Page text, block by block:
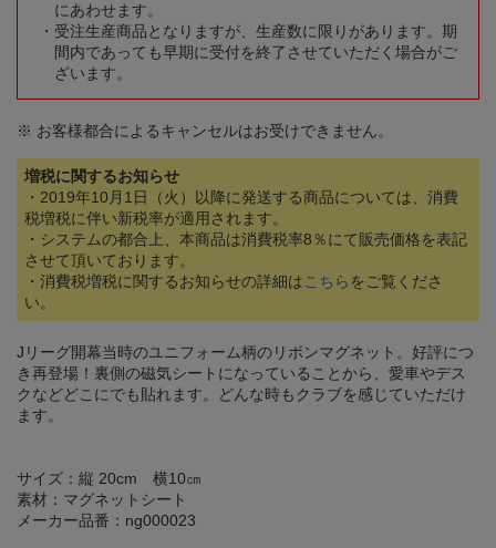
にあわせます。
受注生産商品となりますが、生産数に限りがあります。期
間内であっても早期に受付を終了させていただく場合がご
ざいます。
※ お客様都合によるキャンセルはお受けできません。
増税に関するお知らせ
・2019年10月1日（火）以降に発送する商品については、消費
税増税に伴い新税率が適用されます。
・システムの都合上、本商品は消費税率8％にて販売価格を表記
させて頂いております。
・消費税増税に関するお知らせの詳細は こちら をご覧くださ
い。
Jリーグ開幕当時のユニフォーム柄のリボンマグネット。好評につ
き再登場！裏側の磁気シートになっていることから、愛車やデス
クなどどこにでも貼れます。どんな時もクラブを感じていただけ
ます。
サイズ：縦 20cm 横10㎝
素材：マグネットシート
メーカー品番：ng000023